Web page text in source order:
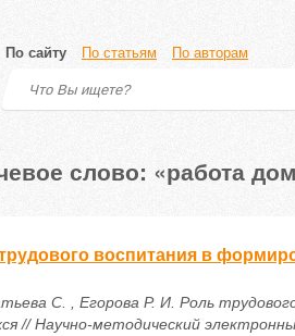
По сайту По статьям По авторам
слово: «работа
воспитания в
С. , Егорова Р. И. Роль
// Научно-методический